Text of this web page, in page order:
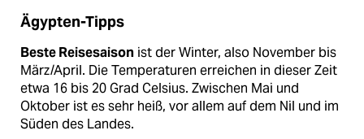
Ägypten-Tipps
Beste Reisesaison ist der Winter, also November bis
März/April. Die Temperaturen erreichen in dieser Zeit
etwa 16 bis 20 Grad Celsius. Zwischen Mai und
Oktober ist es sehr heiß, vor allem auf dem Nil und im
Süden des Landes.